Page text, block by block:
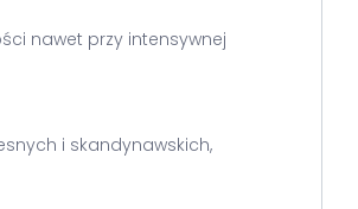
nawet przy intensywnej
i skandynawskich,